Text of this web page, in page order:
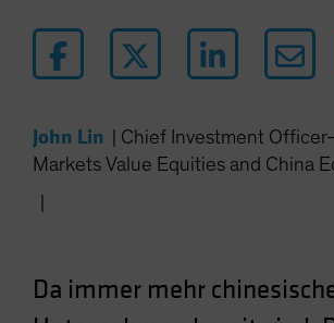
Luxembourg and Other EMEA
Norway
Singapore
John Lin
Chief Investment
Markets Value Equities and China
Da immer mehr